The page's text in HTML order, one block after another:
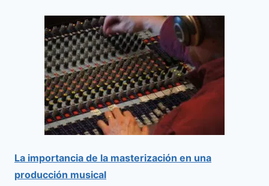
La importancia de la masterización en una
producción musical